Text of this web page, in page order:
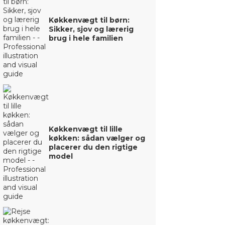
Køkkenvægt til børn:
Sikker, sjov og lærerig
brug i hele familien
Køkkenvægt til lille
køkken: sådan vælger og
placerer du den rigtige
model